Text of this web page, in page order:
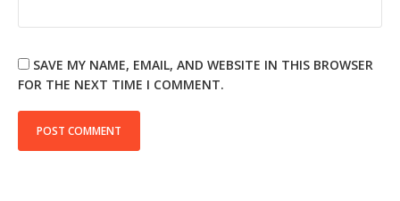
SAVE MY NAME, EMAIL, AND WEBSITE IN THIS BROWSER
FOR THE NEXT TIME I COMMENT.